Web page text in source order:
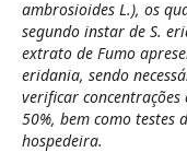
ambrosioides L.), os
segundo instar de S.
extrato de Fumo
eridania, sendo
verificar
50%, bem como
hospedeira.